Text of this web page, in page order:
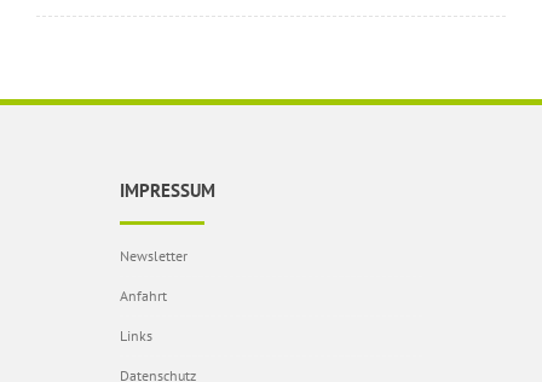
IMPRESSUM
Newsletter
Anfahrt
Links
Datenschutz